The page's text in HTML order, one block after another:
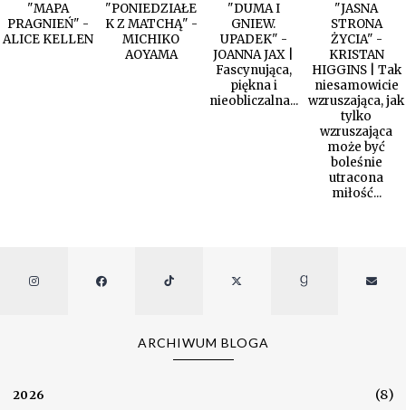
"MAPA
PRAGNIEŃ" -
ALICE KELLEN
"PONIEDZIAŁE
K Z MATCHĄ" -
MICHIKO
AOYAMA
"DUMA I
GNIEW.
UPADEK" -
JOANNA JAX |
Fascynująca,
piękna i
nieobliczalna...
"JASNA
STRONA
ŻYCIA" -
KRISTAN
HIGGINS | Tak
niesamowicie
wzruszająca, jak
tylko
wzruszająca
może być
boleśnie
utracona
miłość...
ARCHIWUM BLOGA
2026 (8)